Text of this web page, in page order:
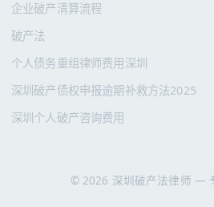
企业破产清算流程
破产法
个人债务重组律师费用深圳
深圳破产债权申报逾期补救方法2025
深圳个人破产咨询费用
© 2026 深圳破产法律师 —